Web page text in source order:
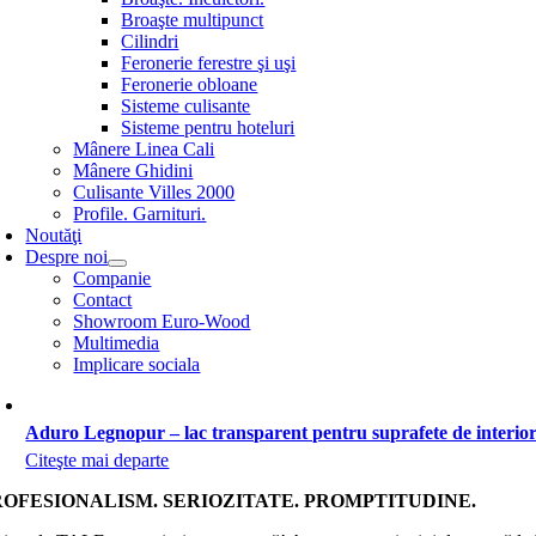
Broaşte multipunct
Cilindri
Feronerie ferestre şi uşi
Feronerie obloane
Sisteme culisante
Sisteme pentru hoteluri
Mânere Linea Cali
Mânere Ghidini
Culisante Villes 2000
Profile. Garnituri.
Noutăţi
Despre noi
Companie
Contact
Showroom Euro-Wood
Multimedia
Implicare sociala
Aduro Legnopur – lac transparent pentru suprafete de
Citeşte mai departe
SERIOZITATE. PROMPTITUDINE.